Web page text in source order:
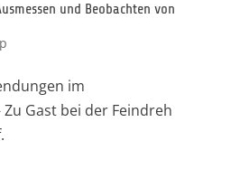
und Beobachten von
im
Gast bei der Feindreh